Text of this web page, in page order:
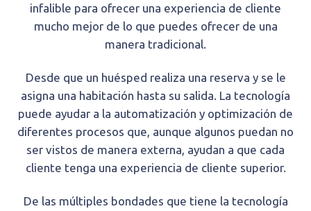
infalible para ofrecer una experiencia de cliente
mucho mejor de lo que puedes ofrecer de una
manera tradicional.
Desde que un huésped realiza una reserva y se le
asigna una habitación hasta su salida. La tecnología
puede ayudar a la automatización y optimización de
diferentes procesos que, aunque algunos puedan no
ser vistos de manera externa, ayudan a que cada
cliente tenga una experiencia de cliente superior.
De las múltiples bondades que tiene la tecnología